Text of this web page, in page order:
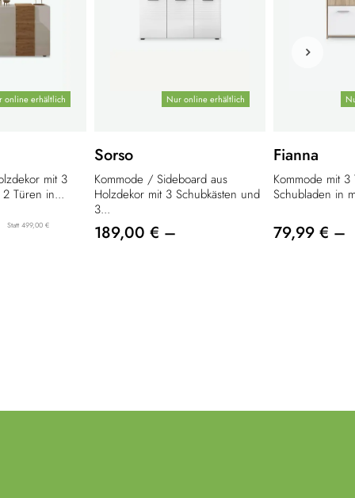
online erhältlich
mit 3
Türen in...
Statt 499,00 €
Nur online erhältlich
Sorso
Kommode / Sideboard aus
Holzdekor mit 3 Schubkästen und
3...
189,00 € –
Fianna
Kommode mit
Schubladen in
79,99 € –